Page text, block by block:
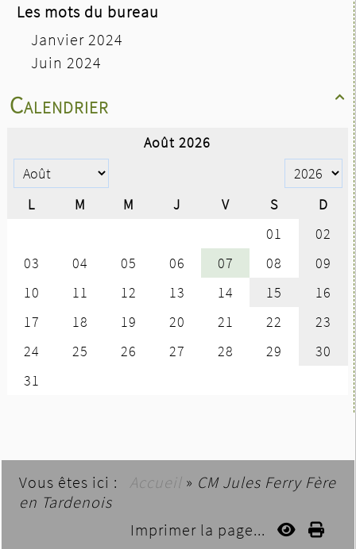
Les mots du bureau
Janvier 2024
Juin 2024

Calendrier
Vous êtes ici : Accueil » CM Jules Ferry Fère
en Tardenois
Imprimer la page...